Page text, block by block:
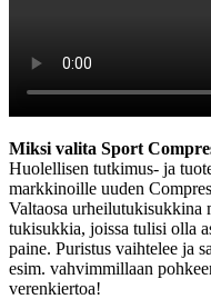
Miksi valita Sport
Huolellisen tutkimus- ja
markkinoille uuden
Valtaosa urheilutukisukkina
tukisukkia, joissa tulisi olla
paine. Puristus vaihtelee ja
esim. vahvimmillaan
verenkiertoa!